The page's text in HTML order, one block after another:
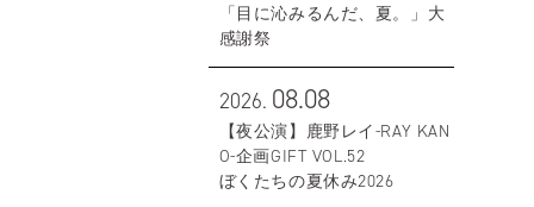
「目に沁みるんだ、夏。」大
感謝祭
2026. 08.08
【夜公演】鹿野レイ-RAY KAN
O-企画GIFT VOL.52
ぼくたちの夏休み2026